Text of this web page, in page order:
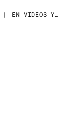
|
EN VIDEOS Y